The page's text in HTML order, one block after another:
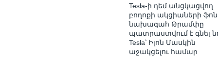
Tesla-ի դեմ անցկացվող
բողոքի ակցիաների
նախագահ Թրամփը
պատրաստվում է գնել
Tesla՝ Իլոն Մասկին
աջակցելու համար